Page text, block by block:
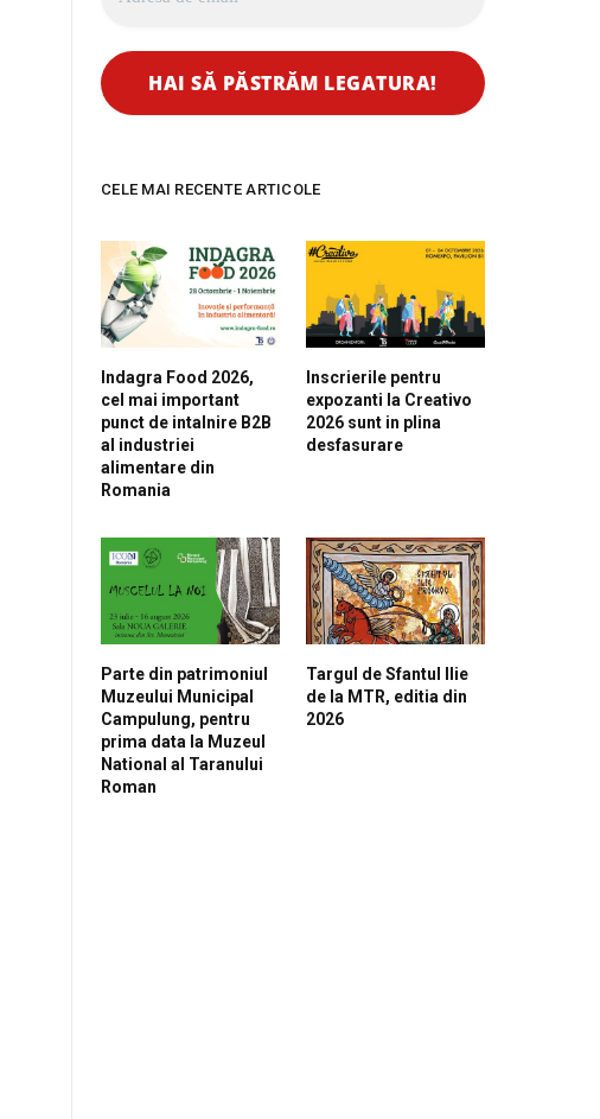
CELE MAI RECENTE ARTICOLE
Indagra Food 2026,
cel mai important
punct de intalnire B2B
al industriei
alimentare din
Romania
Inscrierile pentru
expozanti la Creativo
2026 sunt in plina
desfasurare
Parte din patrimoniul
Muzeului Municipal
Campulung, pentru
prima data la Muzeul
National al Taranului
Roman
Targul de Sfantul Ilie
de la MTR, editia din
2026